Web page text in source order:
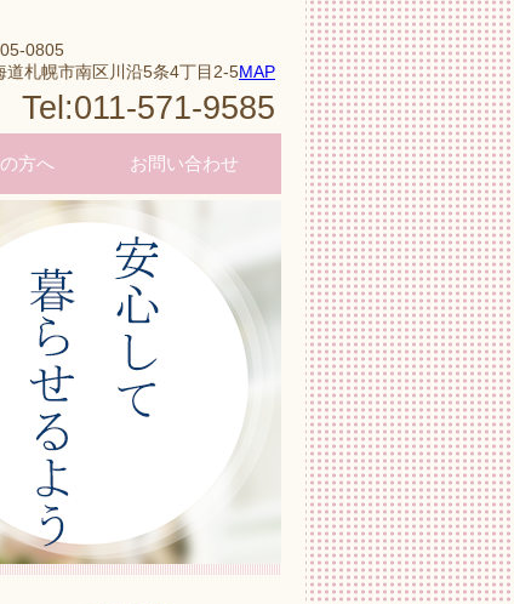
0805
道札幌市南区川沿5条4丁目2-5MAP
Tel:011-571-9585
方へ お問い合わせ